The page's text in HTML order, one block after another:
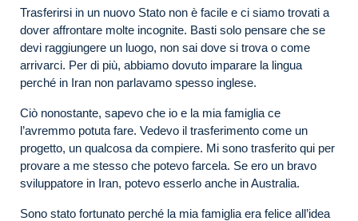
Trasferirsi in un nuovo Stato non è facile e ci siamo trovati a
dover affrontare molte incognite. Basti solo pensare che se
devi raggiungere un luogo, non sai dove si trova o come
arrivarci. Per di più, abbiamo dovuto imparare la lingua
perché in Iran non parlavamo spesso inglese.
Ciò nonostante, sapevo che io e la mia famiglia ce
l’avremmo potuta fare. Vedevo il trasferimento come un
progetto, un qualcosa da compiere. Mi sono trasferito qui per
provare a me stesso che potevo farcela. Se ero un bravo
sviluppatore in Iran, potevo esserlo anche in Australia.
Sono stato fortunato perché la mia famiglia era felice all’idea